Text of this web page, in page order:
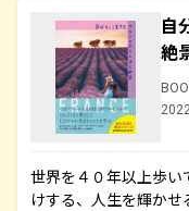
自
絶
世界を４０年以上歩
けする、人生を輝か